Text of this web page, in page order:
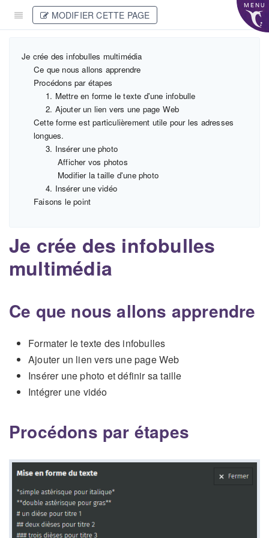
MENU
MODIFIER CETTE PAGE
Je crée des infobulles multimédia
Ce que nous allons apprendre
Procédons par étapes
1. Mettre en forme le texte d'une infobulle
2. Ajouter un lien vers une page Web
Cette forme est particulièrement utile pour les adresses
longues.
3. Insérer une photo
Afficher vos photos
Modifier la taille d'une photo
4. Insérer une vidéo
Faisons le point
Je crée des infobulles
multimédia
Ce que nous allons apprendre
Formater le texte des infobulles
Ajouter un lien vers une page Web
Insérer une photo et définir sa taille
Intégrer une vidéo
Procédons par étapes